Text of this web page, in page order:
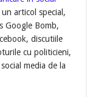
articol special,
Google Bomb,
discutiile
cu politicieni,
media de la